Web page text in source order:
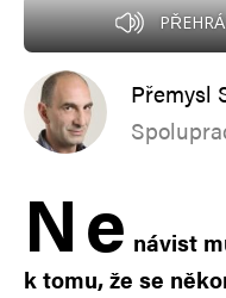
Přemysl
Ne návist
k tomu, že se